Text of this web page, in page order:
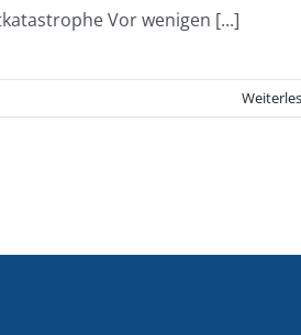
Vor wenigen [...]